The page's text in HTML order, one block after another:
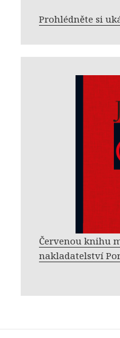
Prohlédněte si
Červenou knihu
nakladatelství